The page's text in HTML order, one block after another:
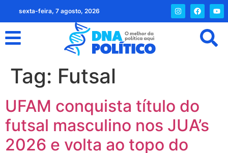
sexta-feira, 7 agosto, 2026
Tag: Futsal
UFAM conquista título do
futsal masculino nos JUA’s
2026 e volta ao topo do